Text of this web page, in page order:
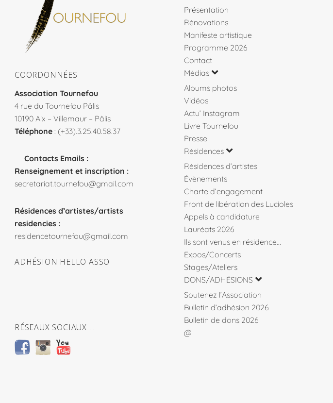
COORDONNÉES
Association Tournefou
4 rue du Tournefou Pâlis
10190 Aix – Villemaur – Pâlis
Téléphone : (+33).3.25.40.58.37
Contacts Emails :
Renseignement et inscription :
secretariat.tournefou@gmail.com
Résidences d’artistes/artists
residencies :
residencetournefou@gmail.com
ADHÉSION HELLO ASSO
RÉSEAUX SOCIAUX …
Présentation
Rénovations
Manifeste artistique
Programme 2026
Contact
Médias
Albums photos
Vidéos
Actu’ Instagram
Livre Tournefou
Presse
Résidences
Résidences d’artistes
Évènements
Charte d’engagement
Front de libération des Lucioles
Appels à candidature
Lauréats 2026
Ils sont venus en résidence…
Expos/Concerts
Stages/Ateliers
DONS/ADHÉSIONS
Soutenez l’Association
Bulletin d’adhésion 2026
Bulletin de dons 2026
@